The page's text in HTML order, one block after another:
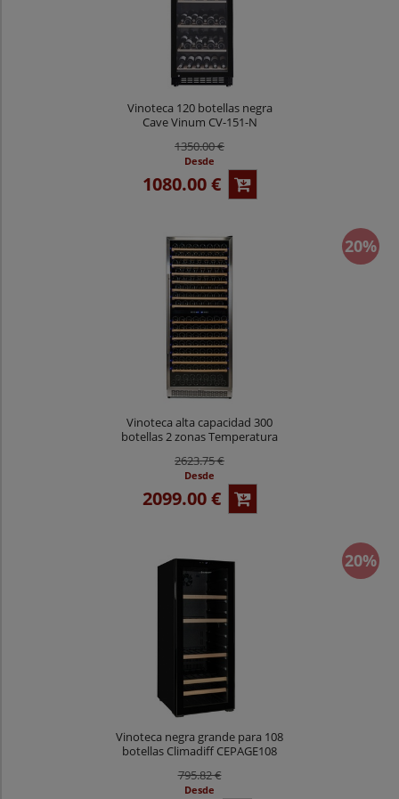
Vinoteca 120 botellas negra
Cave Vinum CV-151-N
1350.00 €
Desde
1080.00 €
20%
Vinoteca alta capacidad 300
botellas 2 zonas Temperatura
2623.75 €
Desde
2099.00 €
20%
Vinoteca negra grande para 108
botellas Climadiff CEPAGE108
795.82 €
Desde